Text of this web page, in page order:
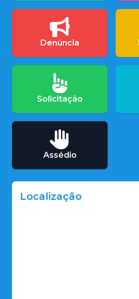
Denúncia
Solicitação
Assédio
Localização